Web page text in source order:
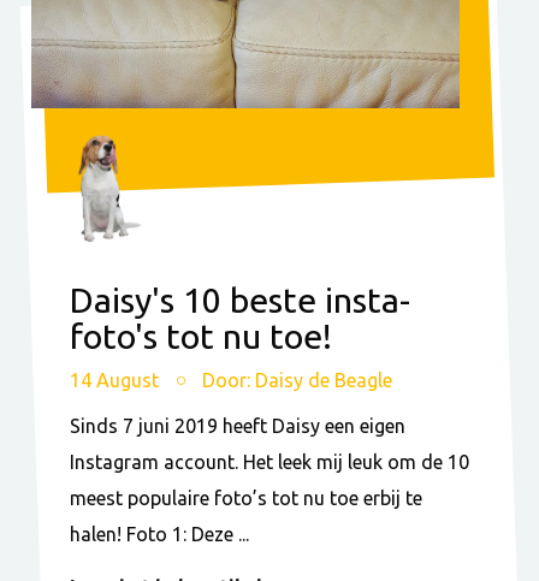
Daisy's 10 beste insta-
foto's tot nu toe!
14 August Door: Daisy de Beagle
Sinds 7 juni 2019 heeft Daisy een eigen
Instagram account. Het leek mij leuk om de 10
meest populaire foto’s tot nu toe erbij te
halen! Foto 1: Deze ...